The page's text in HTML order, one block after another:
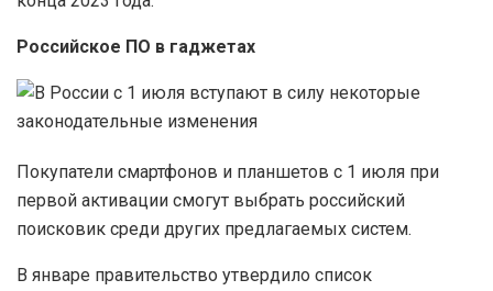
Российское ПО в гаджетах
Покупатели смартфонов и планшетов с 1 июля при
первой активации смогут выбрать российский
поисковик среди других предлагаемых систем.
В январе правительство утвердило список